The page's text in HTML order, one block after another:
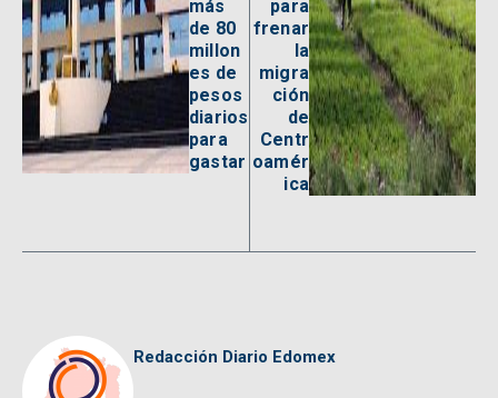
más
de 80
millon
es de
pesos
diarios
para
gastar
para
frenar
la
migra
ción
de
Centr
oamér
ica
Redacción Diario Edomex